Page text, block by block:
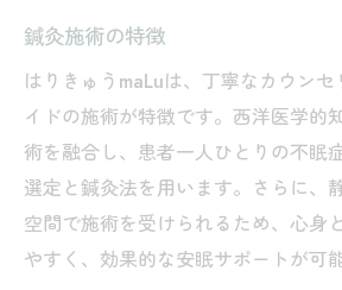
安眠ツボの使い方とお灸の
わせ
鍼灸による不眠症改善の症例
鍼灸施術の安心できる理由
鍼灸で得られる不眠症改善
副交感神経と睡眠の関係
鍼灸施術の特徴
はりきゅうmaLuは、丁寧なカウン
イドの施術が特徴です。西洋医学的
術を融合し、患者一人ひとりの不眠
選定と鍼灸法を用います。さらに、
空間で施術を受けられるため、心身
やすく、効果的な安眠サポートが可